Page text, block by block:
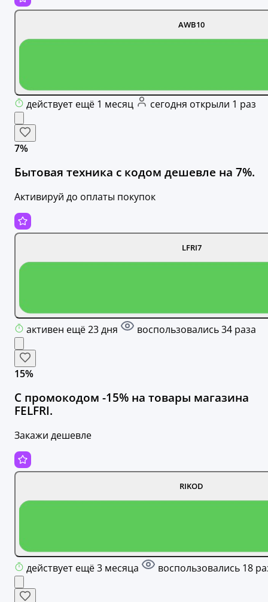
AWB10
действует ещё 1 месяц сегодня открыли 1 раз
7%
Бытовая техника с кодом дешевле на 7%.
Активируй до оплаты покупок
LFRI7
активен ещё 23 дня воспользовались 34 раза
15%
С промокодом -15% на товары магазина
FELFRI.
Закажи дешевле
RIKOD
действует ещё 3 месяца воспользовались 18